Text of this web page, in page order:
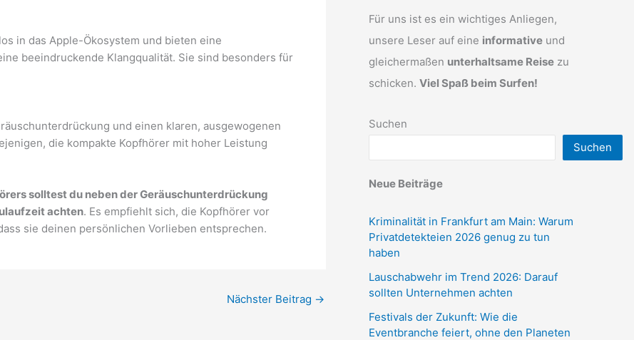
in das Apple-Ökosystem und bieten eine
beeindruckende Klangqualität. Sie sind besonders für
und einen klaren, ausgewogenen
die kompakte Kopfhörer mit hoher Leistung
solltest du neben der Geräuschunterdrückung
achten. Es empfiehlt sich, die Kopfhörer vor
sie deinen persönlichen Vorlieben entsprechen.
Nächster Beitrag →
Für uns ist es ein wichtiges Anliegen,
unsere Leser auf eine informative und
gleichermaßen unterhaltsame Reise zu
schicken. Viel Spaß beim Surfen!
Suchen
Suchen
Neue Beiträge
Kriminalität in Frankfurt am Main: Warum
Privatdetekteien 2026 genug zu tun
haben
Lauschabwehr im Trend 2026: Darauf
sollten Unternehmen achten
Festivals der Zukunft: Wie die
Eventbranche feiert, ohne den Planeten